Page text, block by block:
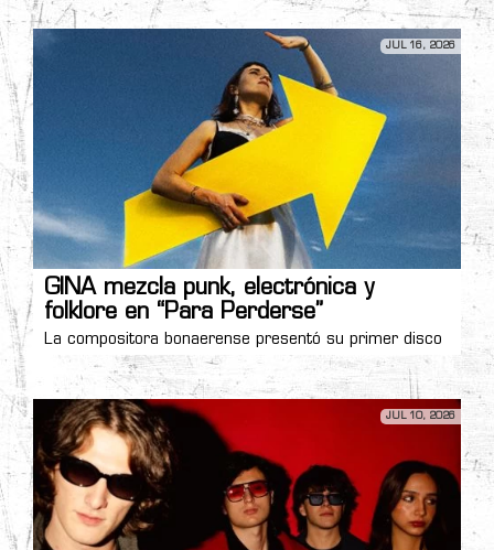
JUL 16, 2026
GINA mezcla punk, electrónica y
folklore en “Para Perderse”
La compositora bonaerense presentó su primer disco
JUL 10, 2026